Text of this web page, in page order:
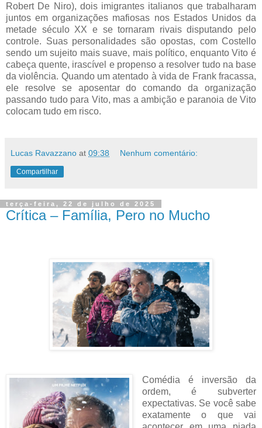
Robert De Niro), dois imigrantes italianos que trabalharam
juntos em organizações mafiosas nos Estados Unidos da
metade século XX e se tornaram rivais disputando pelo
controle. Suas personalidades são opostas, com Costello
sendo um sujeito mais suave, mais político, enquanto Vito é
cabeça quente, irascível e propenso a resolver tudo na base
da violência. Quando um atentado à vida de Frank fracassa,
ele resolve se aposentar do comando da organização
passando tudo para Vito, mas a ambição e paranoia de Vito
colocam tudo em risco.
Lucas Ravazzano at 09:38 Nenhum comentário:
Compartilhar
terça-feira, 22 de julho de 2025
Crítica – Família, Pero no Mucho
Comédia é inversão da
ordem, é subverter
expectativas. Se você sabe
exatamente o que vai